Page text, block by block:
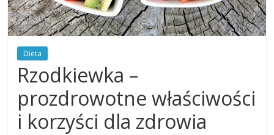
Dieta
Rzodkiewka –
prozdrowotne właściwości
i korzyści dla zdrowia